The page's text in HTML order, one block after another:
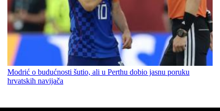
Modrić o budućnosti šutio, ali u Perthu dobio jasnu poruku
hrvatskih navijača